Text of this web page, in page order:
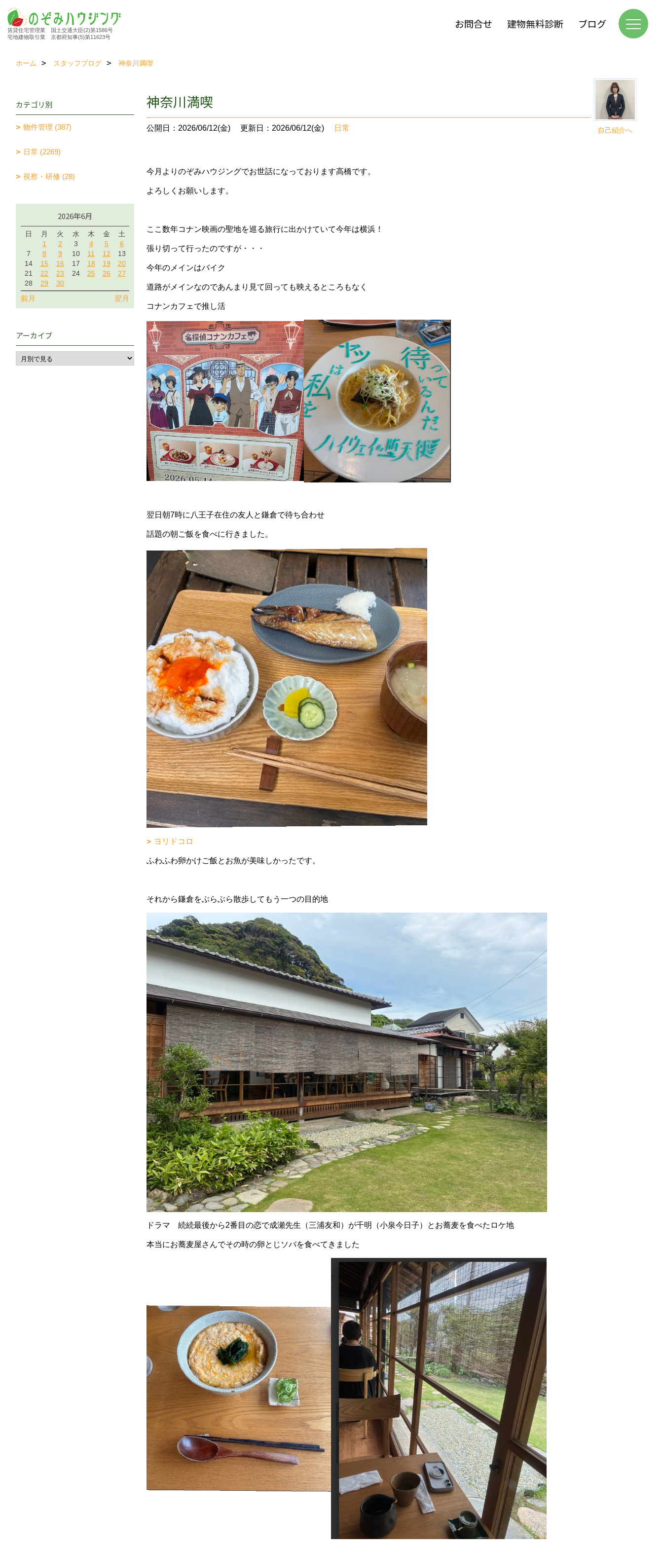
賃貸住宅管理業 国土交通大臣(2)第1586号
宅地建物取引業 京都府知事(5)第11623号
お問合せ 建物無料診断 ブログ
ホーム スタッフブログ 神奈川満喫
自己紹介へ
神奈川満喫
公開日：2026/06/12(金) 更新日：2026/06/12(金) 日常
今月よりのぞみハウジングでお世話になっております高橋です。
よろしくお願いします。
ここ数年コナン映画の聖地を巡る旅行に出かけていて今年は横浜！
張り切って行ったのですが・・・
今年のメインはバイク
道路がメインなのであんまり見て回っても映えるところもなく
コナンカフェで推し活
翌日朝7時に八王子在住の友人と鎌倉で待ち合わせ
話題の朝ご飯を食べに行きました。
ヨリドコロ
ふわふわ卵かけご飯とお魚が美味しかったです。
それから鎌倉をぶらぶら散歩してもう一つの目的地
ドラマ 続続最後から2番目の恋で成瀬先生（三浦友和）が千明（小泉今日子）とお蕎麦を食べたロケ地
本当にお蕎麦屋さんでその時の卵とじソバを食べてきました
カテゴリ別
物件管理 (387)
日常 (2269)
視察・研修 (28)
2026年6月
日 月 火 水 木 金
土
1
2 3 4 5
6
7
8 9 10 11 12
13
14
15 16 17 18 19
20
21
22 23 24 25 26
27
28
29 30
前月 翌月
アーカイブ